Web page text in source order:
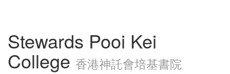
Stewards Pooi Kei
College 香港神託會培基書院